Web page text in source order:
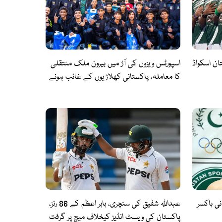
پاکستان اسکواڈ
اسپورٹس ویزوں کی آڑ میں بیرون ملک منتقلی
کا معاملہ، پاکستانی کھلاڑیوں کے غائب ہونے
باکسر
عبداللہ شفیق کی سنچری، بابر اعظم کے 86 رنز،
پاکستان کی ویسٹ انڈیز کیخلاف میچ پر گرفت